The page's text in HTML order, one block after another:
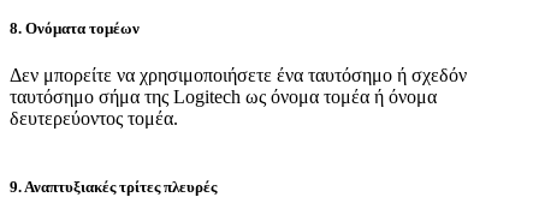
8. Ονόματα τομέων
Δεν μπορείτε να χρησιμοποιήσετε ένα ταυτόσημο ή σχεδόν
ταυτόσημο σήμα της Logitech ως όνομα τομέα ή όνομα
δευτερεύοντος τομέα.
9. Αναπτυξιακές τρίτες πλευρές